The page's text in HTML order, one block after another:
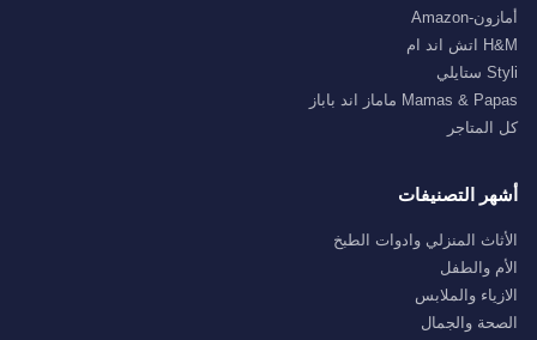
أمازون-Amazon
H&M اتش اند ام
Styli ستايلي
Mamas & Papas ماماز اند باباز
كل المتاجر
أشهر التصنيفات
الأثاث المنزلي وادوات الطبخ
الأم والطفل
الازياء والملابس
الصحة والجمال